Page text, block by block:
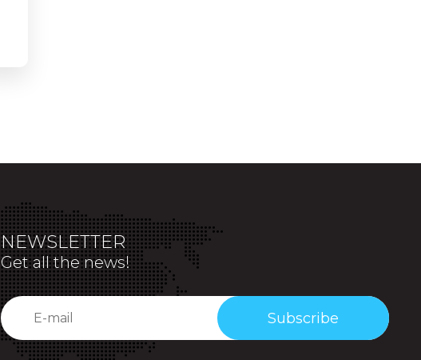
NEWSLETTER
Get all the news!
Subscribe